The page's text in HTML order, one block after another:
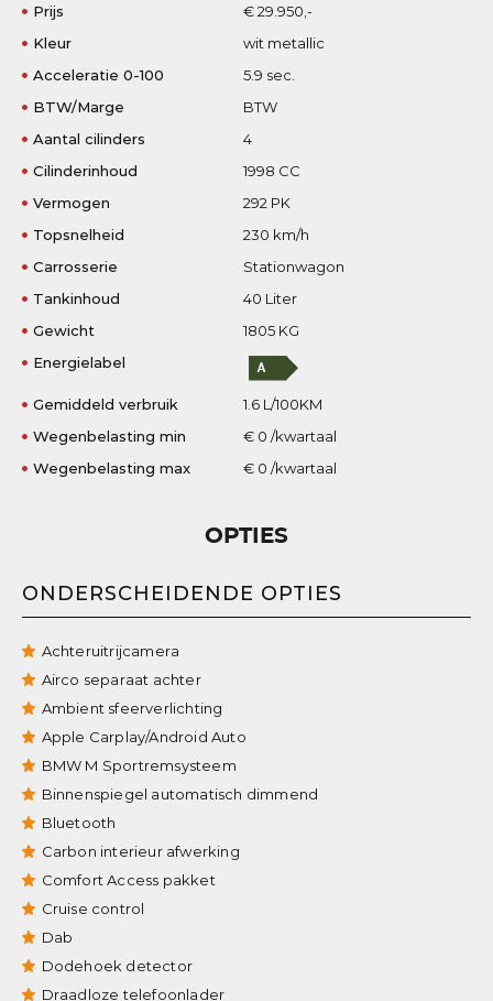
Prijs
€ 29.950,-
Kleur
wit metallic
Acceleratie 0-100
5.9 sec.
BTW/Marge
BTW
Aantal cilinders
4
Cilinderinhoud
1998 CC
Vermogen
292 PK
Topsnelheid
230 km/h
Carrosserie
Stationwagon
Tankinhoud
40 Liter
Gewicht
1805 KG
Energielabel
Gemiddeld verbruik
1.6 L/100KM
Wegenbelasting min
€ 0 /kwartaal
Wegenbelasting max
€ 0 /kwartaal
OPTIES
ONDERSCHEIDENDE OPTIES
Achteruitrijcamera
Airco separaat achter
Ambient sfeerverlichting
Apple Carplay/Android Auto
BMW M Sportremsysteem
Binnenspiegel automatisch dimmend
Bluetooth
Carbon interieur afwerking
Comfort Access pakket
Cruise control
Dab
Dodehoek detector
Draadloze telefoonlader